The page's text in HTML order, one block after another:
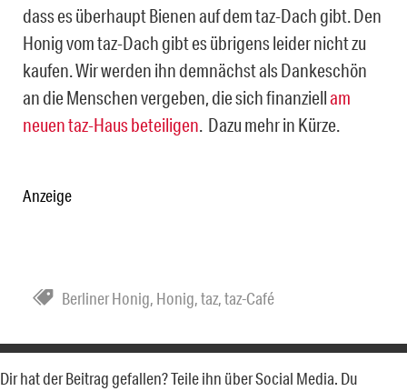
dass es überhaupt Bienen auf dem taz-Dach gibt. Den
Honig vom taz-Dach gibt es übrigens leider nicht zu
kaufen. Wir werden ihn demnächst als Dankeschön
an die Menschen vergeben, die sich finanziellam
neuen taz-Haus beteiligen. Dazu mehr in Kürze.
Anzeige
Berliner Honig, Honig,taz,taz-Café
Dir hat der Beitrag gefallen? Teile ihn über Social Media. Du